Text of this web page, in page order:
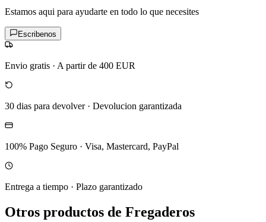
Estamos aqui para ayudarte en todo lo que necesites
Escribenos
Envio gratis · A partir de 400 EUR
30 dias para devolver· Devolucion garantizada
100% Pago Seguro · Visa, Mastercard, PayPal
Entrega a tiempo · Plazo garantizado
Otros productos de Fregaderos